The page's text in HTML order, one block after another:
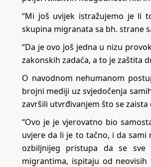
“Mi još uvijek istražujemo je li
skupina migranata sa bh. strane
“Da je ovo još jedna u nizu
zakonskih zadaća, a to je zaštita
O navodnom nehumanom
brojni mediji uz svjedočenja
završili utvrđivanjem što se
“Ovo je je vjerovatno bio
uvjere da li je to tačno, i da sami
ozbiljnijeg pristupa da se sve
migrantima, ispitaju od